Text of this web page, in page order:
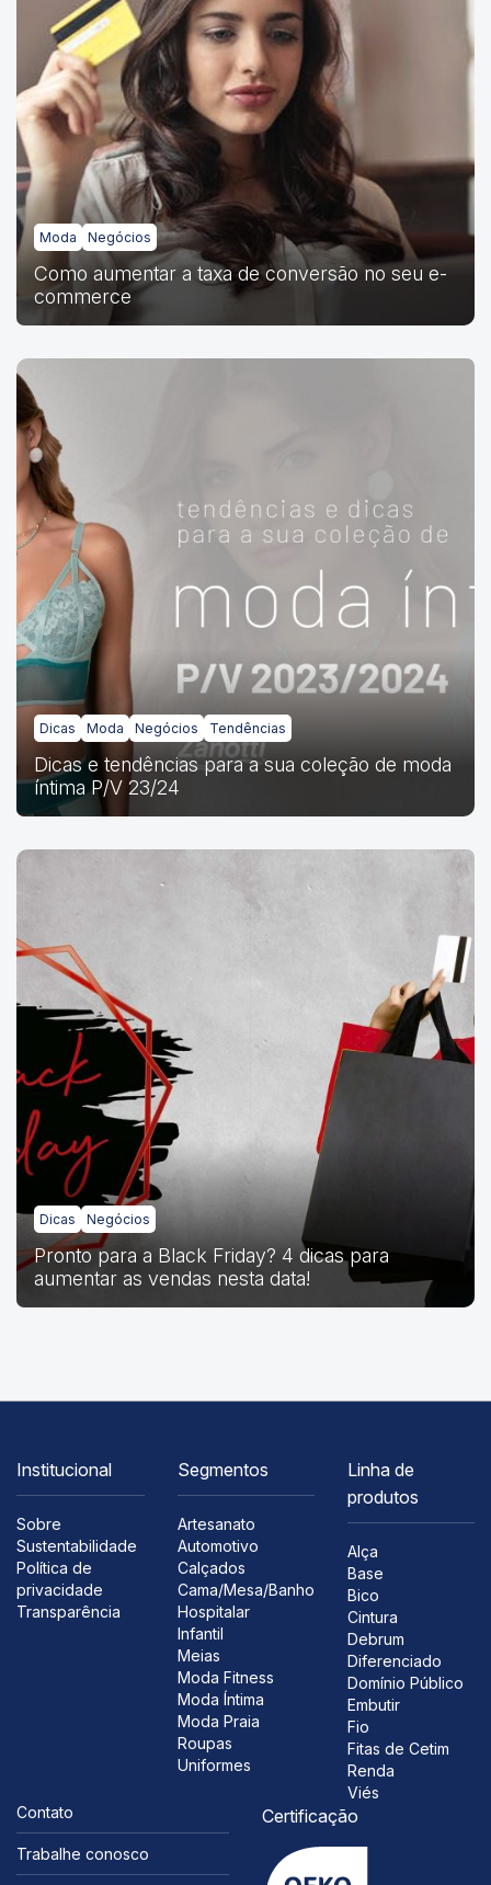
Moda Negócios
Como aumentar a taxa de conversão no seu e-
commerce
Dicas Moda Negócios Tendências
Dicas e tendências para a sua coleção de moda
íntima P/V 23/24
Dicas Negócios
Pronto para a Black Friday? 4 dicas para
aumentar as vendas nesta data!
Institucional
Sobre
Sustentabilidade
Política de
privacidade
Transparência
Segmentos
Artesanato
Automotivo
Calçados
Cama/Mesa/Banho
Hospitalar
Infantil
Meias
Moda Fitness
Moda Íntima
Moda Praia
Roupas
Uniformes
Linha de
produtos
Alça
Base
Bico
Cintura
Debrum
Diferenciado
Domínio Público
Embutir
Fio
Fitas de Cetim
Renda
Viés
Contato
Trabalhe conosco
Certificação